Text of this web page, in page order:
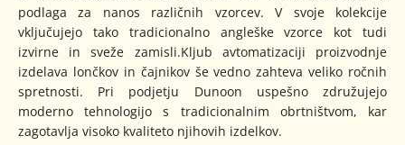
podlaga za nanos različnih vzorcev. V svoje kolekcije
vključujejo tako tradicionalno angleške vzorce kot tudi
izvirne in sveže zamisli.Kljub avtomatizaciji proizvodnje
izdelava lončkov in čajnikov še vedno zahteva veliko ročnih
spretnosti. Pri podjetju Dunoon uspešno združujejo
moderno tehnologijo s tradicionalnim obrtništvom, kar
zagotavlja visoko kvaliteto njihovih izdelkov.